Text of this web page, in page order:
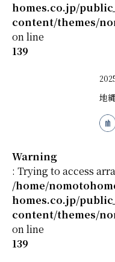
homes.co.jp/
content/themes/
on line
139
地
Warning
: Trying to access
/home/
homes.co.jp/
content/themes/
on line
139